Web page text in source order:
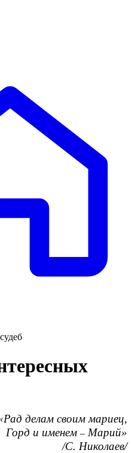
делам своим мариец,
Горд и именем – Марий»
/С. Николаев/